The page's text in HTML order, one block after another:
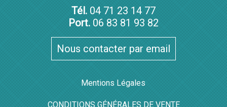
Tél.04 71 23 14 77
Port.06 83 81 93 82
Nous contacter par email
Mentions Légales
CONDITIONS GÉNÉRALES DE VENTE